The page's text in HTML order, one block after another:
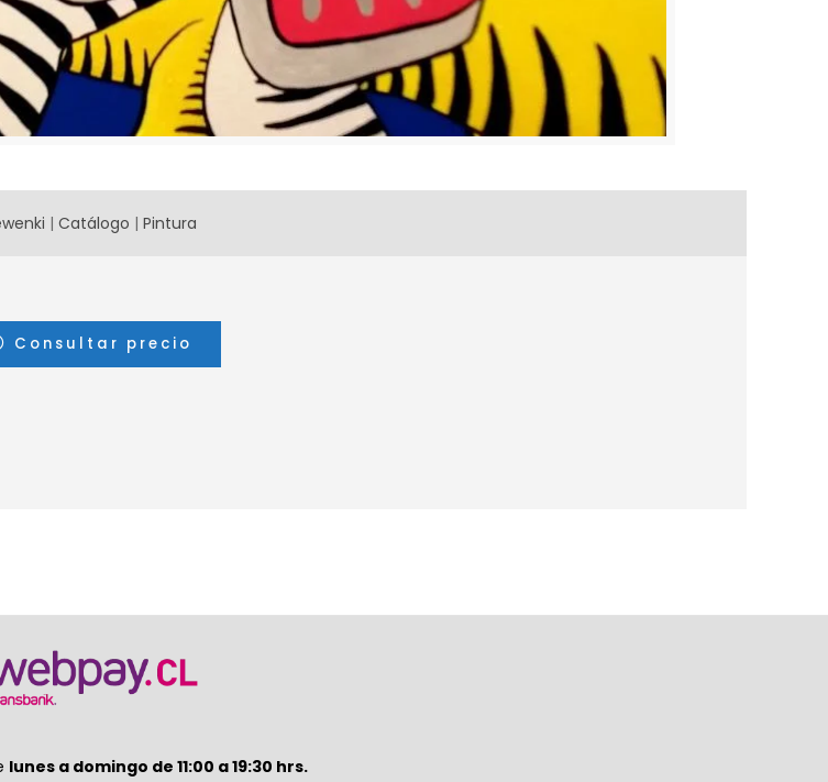
| Catálogo | Pintura
Consultar precio
lunes a domingo de 11:00 a 19:30 hrs.